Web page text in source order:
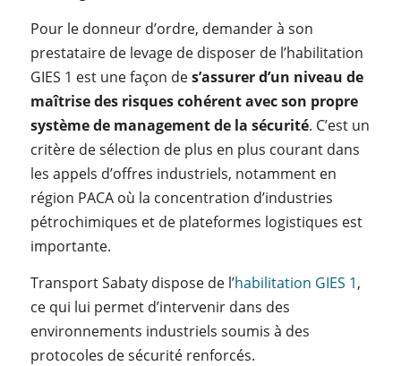
Pour le donneur d’ordre, demander à son
prestataire de levage de disposer de l’habilitation
GIES 1 est une façon des’assurer d’un niveau de
maîtrise des risques cohérent avec son propre
système de management de la sécurité. C’est un
critère de sélection de plus en plus courant dans
les appels d’offres industriels, notamment en
région PACA où la concentration d’industries
pétrochimiques et de plateformes logistiques est
importante.
Transport Sabaty dispose de l’habilitation GIES 1,
ce qui lui permet d’intervenir dans des
environnements industriels soumis à des
protocoles de sécurité renforcés.